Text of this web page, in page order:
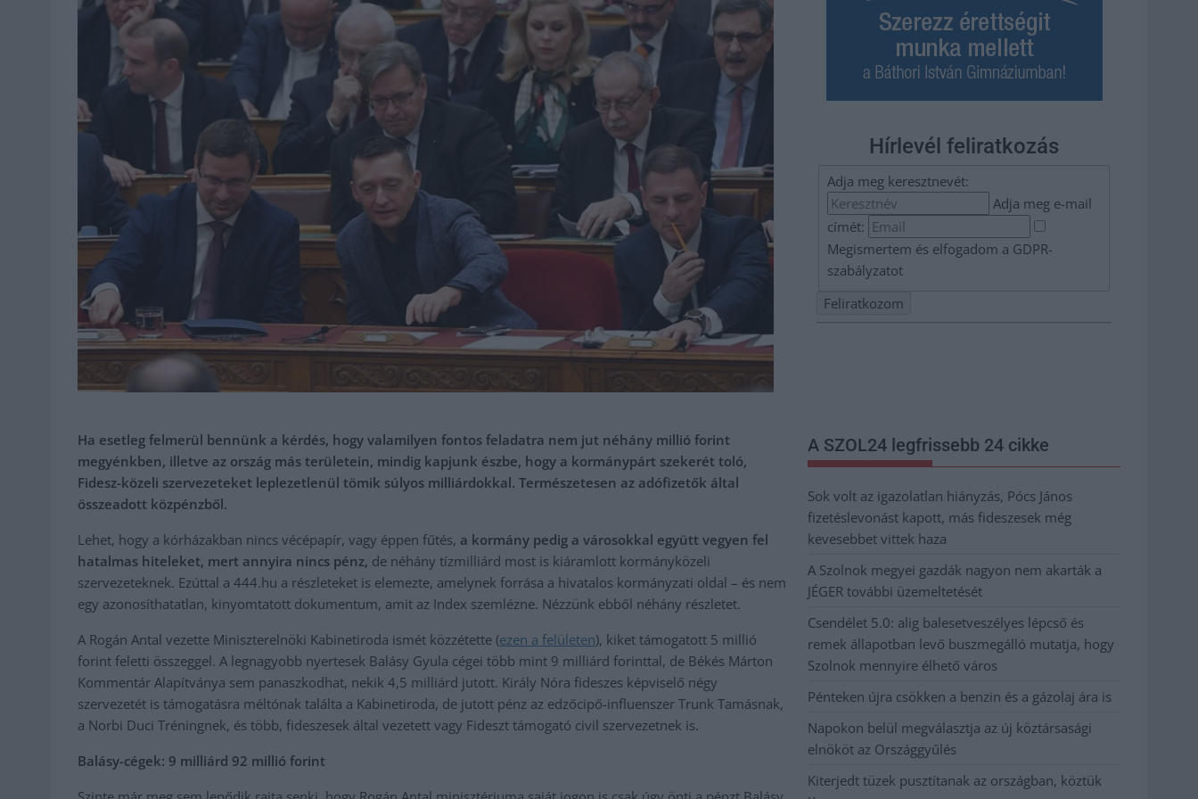
Ha esetleg felmerül bennünk a kérdés, hogy valamilyen fontos feladatra nem jut néhány millió forint
megyénkben, illetve az ország más területein, mindig kapjunk észbe, hogy a kormánypárt szekerét toló,
Fidesz-közeli szervezeteket leplezetlenül tömik súlyos milliárdokkal. Természetesen az adófizetők által
összeadott közpénzből.
Lehet, hogy a kórházakban nincs vécépapír, vagy éppen fűtés, a kormány pedig a városokkal együtt vegyen fel
hatalmas hiteleket, mert annyira nincs pénz, de néhány tízmilliárd most is kiáramlott kormányközeli
szervezeteknek. Ezúttal a 444.hu a részleteket is elemezte, amelynek forrása a hivatalos kormányzati oldal – és nem
egy azonosíthatatlan, kinyomtatott dokumentum, amit az Index szemlézne. Nézzünk ebből néhány részletet.
A Rogán Antal vezette Miniszterelnöki Kabinetiroda ismét közzétette (ezen a felületen), kiket támogatott 5 millió
forint feletti összeggel. A legnagyobb nyertesek Balásy Gyula cégei több mint 9 milliárd forinttal, de Békés Márton
Kommentár Alapítványa sem panaszkodhat, nekik 4,5 milliárd jutott. Király Nóra fideszes képviselő négy
szervezetét is támogatásra méltónak találta a Kabinetiroda, de jutott pénz az edzőcipő-influenszer Trunk Tamásnak,
a Norbi Duci Tréningnek, és több, fideszesek által vezetett vagy Fideszt támogató civil szervezetnek is.
Balásy-cégek: 9 milliárd 92 millió forint
Hírlevél feliratkozás
Adja meg keresztnevét:
Adja meg e-mail
címét:
Megismertem és elfogadom a GDPR-
szabályzatot
A SZOL24 legfrissebb 24 cikke
Sok volt az igazolatlan hiányzás, Pócs János
fizetéslevonást kapott, más fideszesek még
kevesebbet vittek haza
A Szolnok megyei gazdák nagyon nem akarták a
JÉGER további üzemeltetését
Csendélet 5.0: alig balesetveszélyes lépcső és
remek állapotban levő buszmegálló mutatja, hogy
Szolnok mennyire élhető város
Pénteken újra csökken a benzin és a gázolaj ára is
Napokon belül megválasztja az új köztársasági
elnököt az Országgyűlés
Kiterjedt tüzek pusztítanak az országban, köztük